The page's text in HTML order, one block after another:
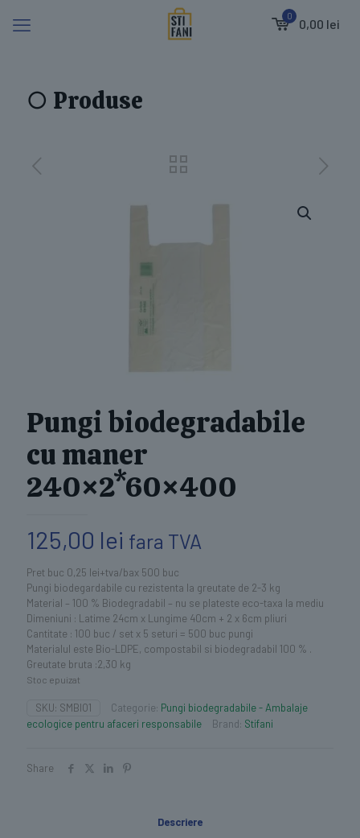
0
0,00 lei
○ Produse
Pungi biodegradabile
cu maner
240×2*60×400
125,00 lei fara TVA
Pret buc 0,25 lei+tva/bax 500 buc
Pungi biodegardabile cu rezistenta la greutate de 2-3 kg
Material – 100 % Biodegradabil – nu se plateste eco-taxa la mediu
Dimeniuni : Latime 24cm x Lungime 40cm + 2 x 6cm pliuri
Cantitate : 100 buc / set x 5 seturi = 500 buc pungi
Materialul este Bio-LDPE, compostabil si biodegradabil 100 % .
Greutate bruta :2,30 kg
Stoc epuizat
SKU: SMBIO1 Categorie: Pungi biodegradabile - Ambalaje
ecologice pentru afaceri responsabile
Brand: Stifani
Share
Descriere